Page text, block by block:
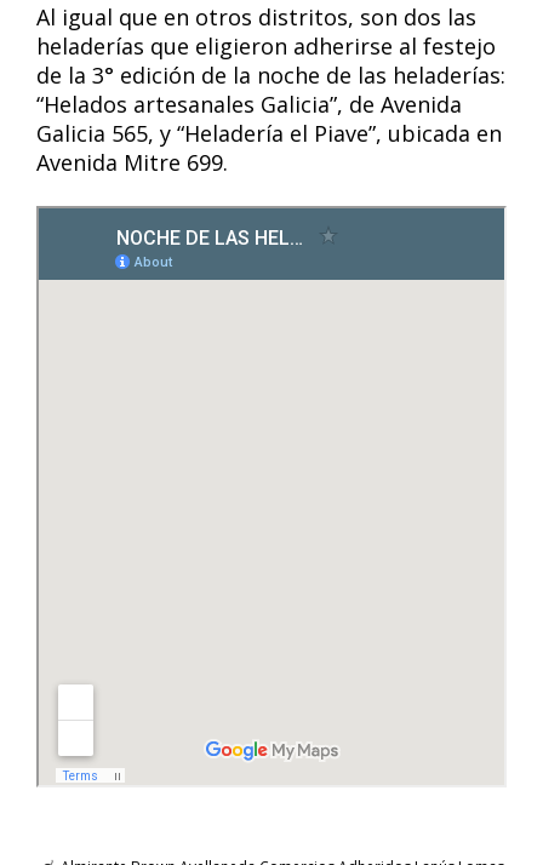
Al igual que en otros distritos, son dos las
heladerías que eligieron adherirse al festejo
de la 3° edición de la noche de las heladerías:
“Helados artesanales Galicia”, de Avenida
Galicia 565, y “Heladería el Piave”, ubicada en
Avenida Mitre 699.